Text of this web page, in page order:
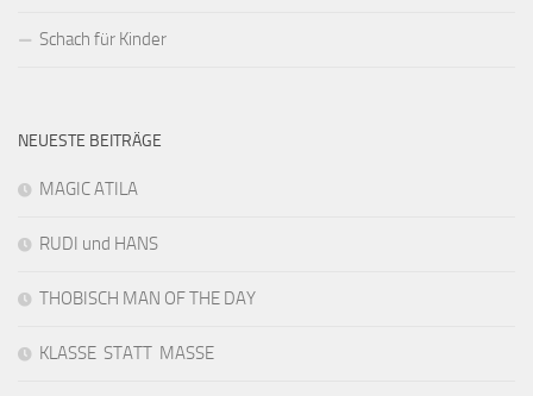
Schach für Kinder
NEUESTE BEITRÄGE
MAGIC ATILA
RUDI und HANS
THOBISCH MAN OF THE DAY
KLASSE STATT MASSE